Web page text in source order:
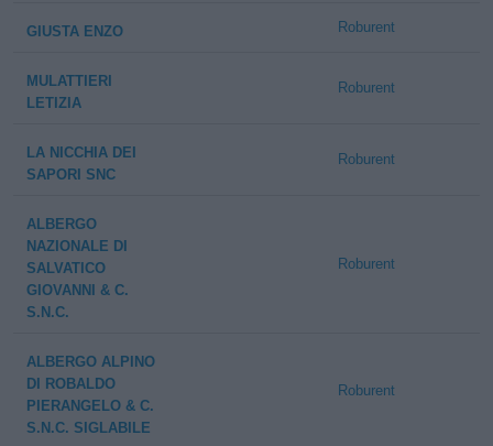
GIUSTA ENZO Roburent
MULATTIERI
LETIZIA
Roburent
LA NICCHIA DEI
SAPORI SNC
Roburent
ALBERGO
NAZIONALE DI
SALVATICO
GIOVANNI & C.
S.N.C.
Roburent
ALBERGO ALPINO
DI ROBALDO
PIERANGELO & C.
S.N.C. SIGLABILE
Roburent